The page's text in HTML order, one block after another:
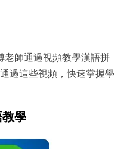
老師通過視頻教學漢語拼
過這些視頻，快速掌握學
學